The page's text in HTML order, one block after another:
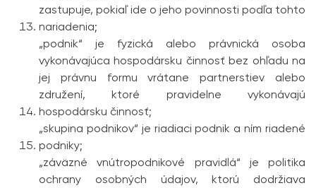
zastupuje, pokiaľ ide o jeho povinnosti podľa tohto
nariadenia;
„podnik“ je fyzická alebo právnická osoba
vykonávajúca hospodársku činnosť bez ohľadu na
jej právnu formu vrátane partnerstiev alebo
združení, ktoré pravidelne vykonávajú
hospodársku činnosť;
„skupina podnikov“ je riadiaci podnik a ním riadené
podniky;
„záväzné vnútropodnikové pravidlá“ je politika
ochrany osobných údajov, ktorú dodržiava